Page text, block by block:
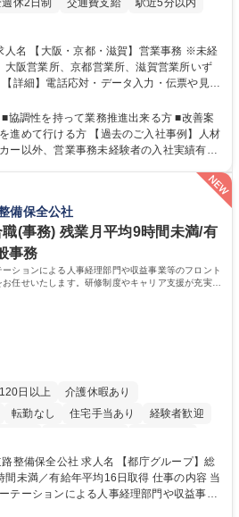
休2日制 交通費支給
駅近5分以内
詳細】電話応対・データ入力・伝票や見積
応・営業所内で発生する事務業務や業務改
可能です。業務システムがきちんと構築さ
に慣れることができる環境です。また、
安心して業務に取り組んでいただけます。
営業事務 ※未経験可
協調性を持って業務推進出来る方 ■改善案
進めて行ける方 【過去のご入社事例】人材
ー以外、営業事務未経験者の入社実績有
向上に貢献します。ベースの定型業務に加
わせ、能動的なサポート、改善の動きも期
リストとして、チームに貢献し、結果的に
とができます。平均19:30の退勤以降の業
メリハリのある働き方となります。 学
短大 語学力： 資格：
備保全公社
職(事務) 残業月平均9時間未満/有
事務
ションによる人事経理部門や収益事業等のフロント
任せいたします。研修制度やキャリア支援が充実し
日以上
介護休暇あり
転勤なし 住宅手当あり
経験者歓迎
あり 食事補助あり
人名 【都庁グループ】総
有給年平均16日取得 仕事の内容 当
テーションによる人事経理部門や収益事業
い部署での業務をお任せいたします。研修